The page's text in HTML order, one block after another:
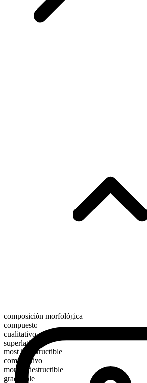
composición morfológica
compuesto
cualitativo
superlativo
most indestructible
comparativo
more indestructible
graduable